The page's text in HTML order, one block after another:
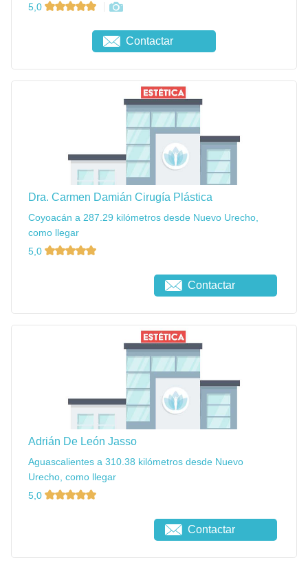
5,0
Contactar
Dra. Carmen Damián Cirugía Plástica
Coyoacán a 287.29 kilómetros desde Nuevo Urecho,
como llegar
5,0
Contactar
Adrián De León Jasso
Aguascalientes a 310.38 kilómetros desde Nuevo
Urecho, como llegar
5,0
Contactar